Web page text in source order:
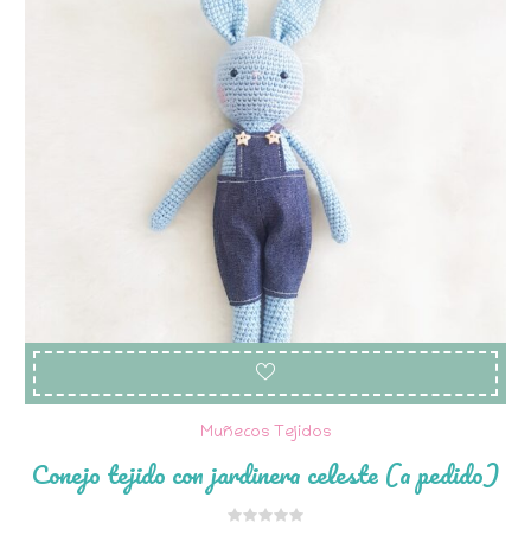
Muñecos Tejidos
Conejo tejido con jardinera celeste (a pedido)